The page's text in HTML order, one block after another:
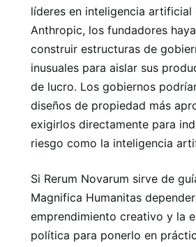
líderes en inteligencia artificial
Anthropic, los fundadores
construir estructuras de
inusuales para aislar sus
de lucro. Los gobiernos
diseños de propiedad más
exigirlos directamente para
riesgo como la inteligencia
Si Rerum Novarum sirve de
Magnifica Humanitas
emprendimiento creativo y la
política para ponerlo en